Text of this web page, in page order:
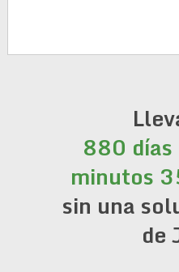
880
minutos
sin una
de